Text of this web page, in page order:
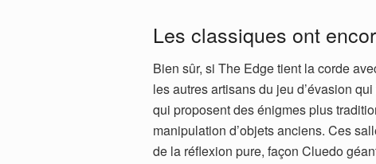
Les classiques ont
Bien sûr, si The Edge tient la corde
les autres artisans du jeu d’évasion
qui proposent des énigmes plus
manipulation d’objets anciens. Ces
de la réflexion pure, façon Cluedo